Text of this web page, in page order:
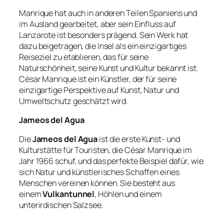
Manrique hat auch in anderen Teilen Spaniens und
im Ausland gearbeitet, aber sein Einfluss auf
Lanzarote ist besonders prägend. Sein Werk hat
dazu beigetragen, die Insel als ein einzigartiges
Reiseziel zu etablieren, das für seine
Naturschönheit, seine Kunst und Kultur bekannt ist.
César Manrique ist ein Künstler, der für seine
einzigartige Perspektive auf Kunst, Natur und
Umweltschutz geschätzt wird.
Jameos del Agua
DieJameos del Aguaist die erste Kunst- und
Kulturstätte für Touristen, die César Manrique im
Jahr 1966 schuf, und das perfekte Beispiel dafür, wie
sich Natur und künstlerisches Schaffen eines
Menschen vereinen können. Sie besteht aus
einemVulkantunnel, Höhlen und einem
unterirdischen Salzsee.